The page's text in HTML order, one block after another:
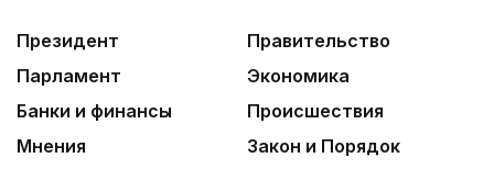
Президент
Правительство
Парламент
Экономика
Банки и финансы
Происшествия
Мнения
Закон и Порядок